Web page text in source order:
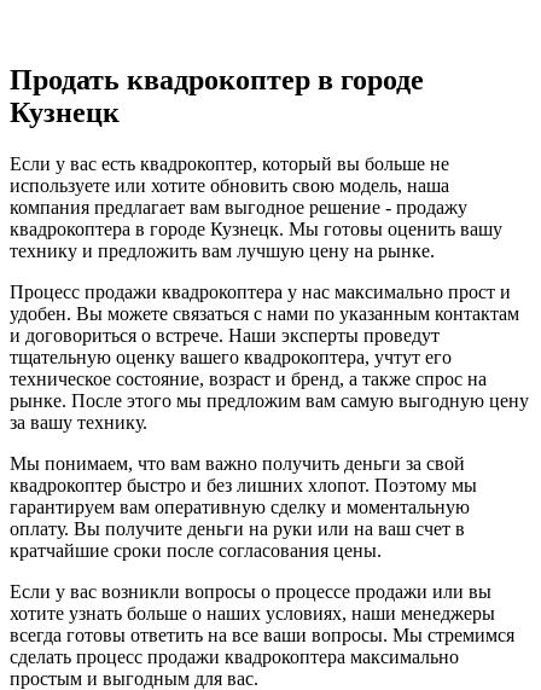
Продать квадрокоптер в городе
Кузнецк
Если у вас есть квадрокоптер, который вы больше не
используете или хотите обновить свою модель, наша
компания предлагает вам выгодное решение - продажу
квадрокоптера в городе Кузнецк. Мы готовы оценить вашу
технику и предложить вам лучшую цену на рынке.
Процесс продажи квадрокоптера у нас максимально прост и
удобен. Вы можете связаться с нами по указанным контактам
и договориться о встрече. Наши эксперты проведут
тщательную оценку вашего квадрокоптера, учтут его
техническое состояние, возраст и бренд, а также спрос на
рынке. После этого мы предложим вам самую выгодную цену
за вашу технику.
Мы понимаем, что вам важно получить деньги за свой
квадрокоптер быстро и без лишних хлопот. Поэтому мы
гарантируем вам оперативную сделку и моментальную
оплату. Вы получите деньги на руки или на ваш счет в
кратчайшие сроки после согласования цены.
Если у вас возникли вопросы о процессе продажи или вы
хотите узнать больше о наших условиях, наши менеджеры
всегда готовы ответить на все ваши вопросы. Мы стремимся
сделать процесс продажи квадрокоптера максимально
простым и выгодным для вас.